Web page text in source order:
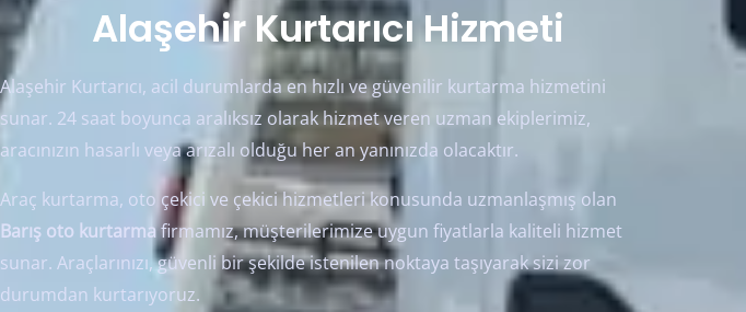
Alaşehir Kurtarıcı Hizmeti
Alaşehir Kurtarıcı, acil durumlarda en hızlı ve güvenilir kurtarma hizmetini
sunar. 24 saat boyunca aralıksız olarak hizmet veren uzman ekiplerimiz,
aracınızın hasarlı veya arızalı olduğu her an yanınızda olacaktır.
Araç kurtarma, oto çekici ve çekici hizmetleri konusunda uzmanlaşmış olan
Barış oto kurtarmafirmamız, müşterilerimize uygun fiyatlarla kaliteli hizmet
sunar. Araçlarınızı, güvenli bir şekilde istenilen noktaya taşıyarak sizi zor
durumdan kurtarıyoruz.